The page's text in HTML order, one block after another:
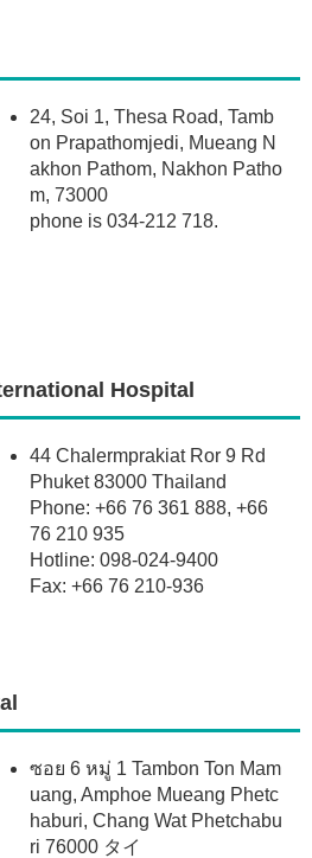
24, Soi 1, Thesa Road, Tamb
on Prapathomjedi, Mueang N
akhon Pathom, Nakhon Patho
m, 73000
phone is 034-212 718.
Hospital
44 Chalermprakiat Ror 9 Rd
Phuket 83000 Thailand
Phone: +66 76 361 888, +66
76 210 935
Hotline: 098-024-9400
Fax: +66 76 210-936
ซอย 6 หมู่ 1 Tambon Ton Mam
uang, Amphoe Mueang Phetc
haburi, Chang Wat Phetchabu
ri 76000 タイ